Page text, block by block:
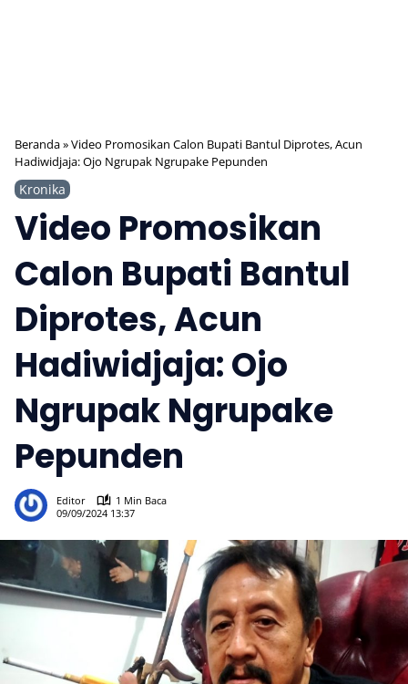
Beranda»Video Promosikan Calon Bupati Bantul Diprotes, Acun
Hadiwidjaja: Ojo Ngrupak Ngrupake Pepunden
Kronika
Video Promosikan
Calon Bupati Bantul
Diprotes, Acun
Hadiwidjaja: Ojo
Ngrupak Ngrupake
Pepunden
Editor
1 Min Baca
09/09/2024 13:37